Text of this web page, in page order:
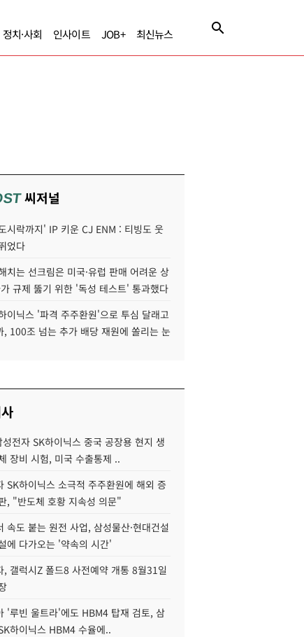
정치·사회 인사이트 JOB+ 최신뉴스
씨저널
시락까지' IP 키운 CJ ENM : 티빙도 웃
었다
치는 선크림은 미국·유럽 판매 어려운 상
규제 뚫기 위한 '독성 테스트' 통과했다
이닉스 '파격 주주환원'으로 투심 달래고
, 100조 넘는 추가 배당 재원에 쏠리는 눈
전자 SK하이닉스 중국 공장용 현지 생
장비 시험, 미국 수출통제 ..
SK하이닉스 소극적 주주환원에 해외 증
, "반도체 호황 지속성 의문"
속도 붙는 원전 사업, 삼성물산·현대건설
에 다가오는 '약속의 시간'
, 갤럭시Z 폴드8 사전예약 개통 8월31일
'루빈 울트라'에도 HBM4 탑재 검토, 삼
하이닉스 HBM4 수율에..